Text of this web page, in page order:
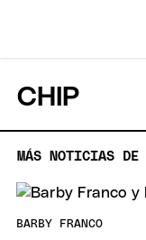
CHIP
MÁS NOTICIAS DE
BARBY FRANCO